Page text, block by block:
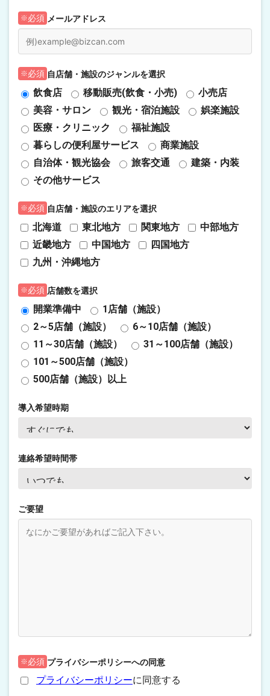
必須 メールアドレス
必須 自店舗・施設のジャンルを選択
飲食店 移動販売(飲食・小売)
小売店
美容・サロン
観光・宿泊施設
娯楽施設
医療・クリニック
福祉施設
暮らしの便利屋サービス
商業施設
自治体・観光協会
旅客交通
建築・内装
その他サービス
必須 自店舗・施設のエリアを選択
北海道 東北地方 関東地方
中部地方
近畿地方
中国地方
四国地方
九州・沖縄地方
必須 店舗数を選択
開業準備中
1店舗（施設）
2～5店舗（施設）
6～10店舗（施設）
11～30店舗（施設）
31～100店舗（施設）
101～500店舗（施設）
500店舗（施設）以上
導入希望時期
連絡希望時間帯
ご要望
必須 プライバシーポリシーへの同意
プライバシーポリシーに同意する